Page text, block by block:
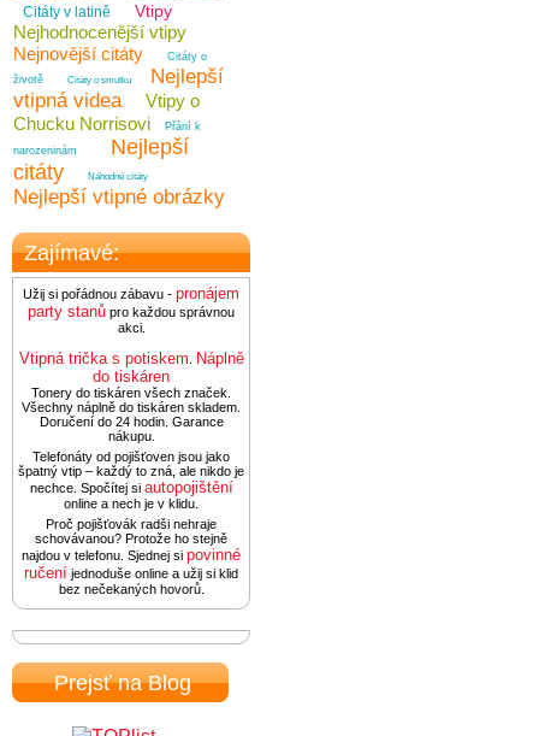
Citáty v latině Vtipy
Nejhodnocenější vtipy
Nejnovější citáty
Citáty o
životě
Citáty o smutku
Nejlepší
vtipná videa
Vtipy o
Chucku Norrisovi
Přání k
narozeninám
Nejlepší
citáty
Náhodné citáty
Nejlepší vtipné obrázky
Zajímavé:
Užij si pořádnou zábavu - pronájem
party stanů pro každou správnou
akci.
Vtipná trička s potiskem Náplně
do tiskáren
Tonery do tiskáren všech značek.
Všechny náplně do tiskáren skladem.
Doručení do 24 hodin. Garance
nákupu.
Telefonáty od pojišťoven jsou jako
špatný vtip – každý to zná, ale nikdo je
nechce. Spočítej si autopojištění
online a nech je v klidu.
Proč pojišťovák radši nehraje
schovávanou? Protože ho stejně
najdou v telefonu. Sjednej si povinné
ručení jednoduše online a užij si klid
bez nečekaných hovorů.
Prejsť na Blog